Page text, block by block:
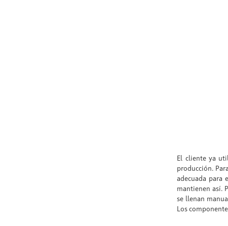
El cliente ya
producción.
adecuada para
mantienen así.
se llenan
Los